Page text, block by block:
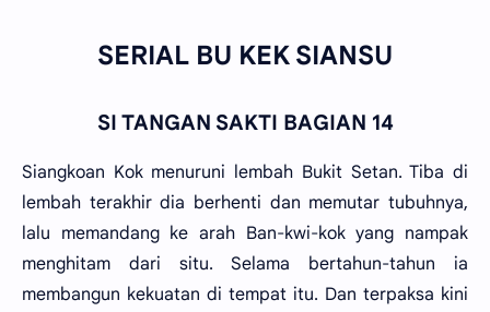
SERIAL BU KEK SIANSU
SI TANGAN SAKTI BAGIAN 14
Siangkoan Kok menuruni lembah Bukit Setan. Tiba di
lembah terakhir dia berhenti dan memutar tubuhnya,
lalu memandang ke arah Ban-kwi-kok yang nampak
menghitam dari situ. Selama bertahun-tahun ia
membangun kekuatan di tempat itu. Dan terpaksa kini